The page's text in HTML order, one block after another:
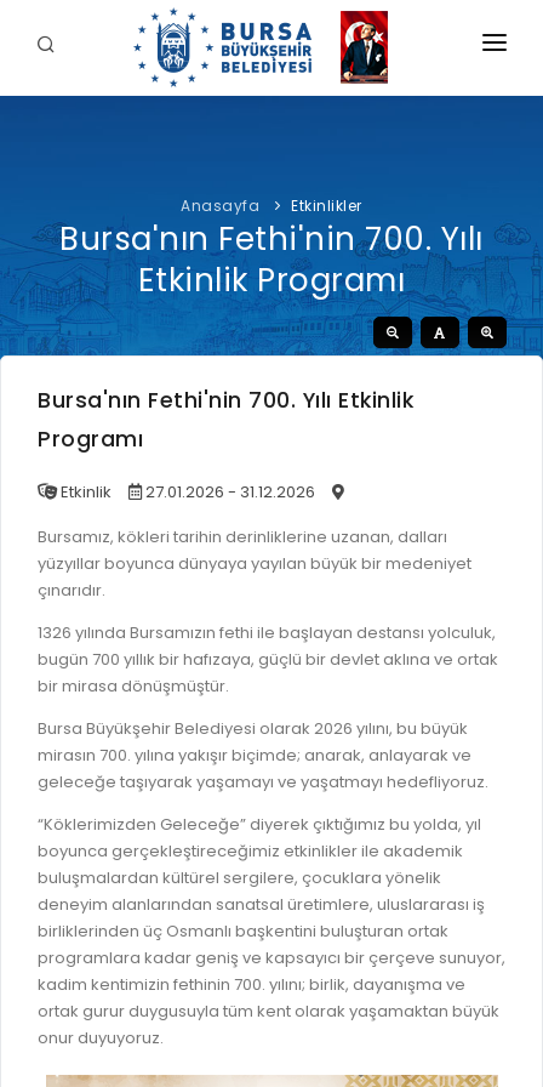
İDARİ YAPI
YETKİ VE SORUMLULUKLAR
TARİHÇE
ŞİRKETLER VE KURULUŞLAR
BİLGİ EDİNME
MECLİS
MECLİS ÜYELERİ
KOMİSYON ÜYELERİ
MECLİS KARARLARI
MECLİS GÜNDEMİ VE KARAR ÖZETLERİ
YAYIN / PLAN / RAPOR
STRATEJİK PLANLAR
PERFORMANS PROGRAMI
BÜTÇE
FAALİYET RAPORLARI
KESİN HESAPLAR
Şahin BİBA
Başkan'a Mesaj
Özgeçmiş
Görevleri
HİZMETLERİMİZ
İNTERAKTİF
ÖDEME
E-TEKLİF
BUSKİ E-ÖDEME
İLAN REKLAM E-BEYANNAME
YANGIN SİGORTA E-BEYANNAME
BAŞVURU / KAYIT / SORGU
ORKESTRA KAYIT
SEYAHAT KARTI SORGULAMA
BURSA AKADEMİ
ÜCRETSİZ WİFİ NOKTALARI
İTFAİYE RAPORU
ONLİNE KATI ATIK BAŞVURUSU
İTFAİYE OLAY KAYDI BAŞVURUSU
BADEM KAYIT
İHALE İLANLARI
DOĞRUDAN TEMİN İLANLARI
İLETİŞİM
Anasayfa Etkinlikler
Bursa'nın Fethi'nin 700. Yılı
Etkinlik Programı
Bursa'nın Fethi'nin 700. Yılı Etkinlik
Programı
Etkinlik
27.01.2026 - 31.12.2026
Bursamız, kökleri tarihin derinliklerine uzanan, dalları
yüzyıllar boyunca dünyaya yayılan büyük bir medeniyet
çınarıdır.
1326 yılında Bursamızın fethi ile başlayan destansı yolculuk,
bugün 700 yıllık bir hafızaya, güçlü bir devlet aklına ve ortak
bir mirasa dönüşmüştür.
Bursa Büyükşehir Belediyesi olarak 2026 yılını, bu büyük
mirasın 700. yılına yakışır biçimde; anarak, anlayarak ve
geleceğe taşıyarak yaşamayı ve yaşatmayı hedefliyoruz.
“Köklerimizden Geleceğe” diyerek çıktığımız bu yolda, yıl
boyunca gerçekleştireceğimiz etkinlikler ile akademik
buluşmalardan kültürel sergilere, çocuklara yönelik
deneyim alanlarından sanatsal üretimlere, uluslararası iş
birliklerinden üç Osmanlı başkentini buluşturan ortak
programlara kadar geniş ve kapsayıcı bir çerçeve sunuyor,
kadim kentimizin fethinin 700. yılını; birlik, dayanışma ve
ortak gurur duygusuyla tüm kent olarak yaşamaktan büyük
onur duyuyoruz.